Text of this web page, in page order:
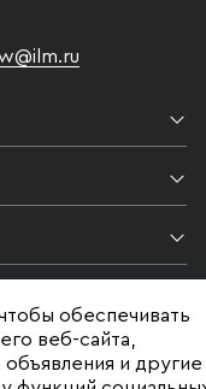
обеспечивать
веб-сайта,
и другие